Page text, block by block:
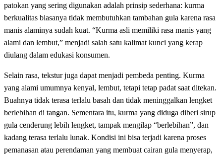
patokan yang sering digunakan adalah prinsip sederhana: kurma
berkualitas biasanya tidak membutuhkan tambahan gula karena rasa
manis alaminya sudah kuat. “Kurma asli memiliki rasa manis yang
alami dan lembut,” menjadi salah satu kalimat kunci yang kerap
diulang dalam edukasi konsumen.
Selain rasa, tekstur juga dapat menjadi pembeda penting. Kurma
yang alami umumnya kenyal, lembut, tetapi tetap padat saat ditekan.
Buahnya tidak terasa terlalu basah dan tidak meninggalkan lengket
berlebihan di tangan. Sementara itu, kurma yang diduga diberi sirup
gula cenderung lebih lengket, tampak mengilap “berlebihan”, dan
kadang terasa terlalu lunak. Kondisi ini bisa terjadi karena proses
pemanasan atau perendaman yang membuat cairan gula menyerap,